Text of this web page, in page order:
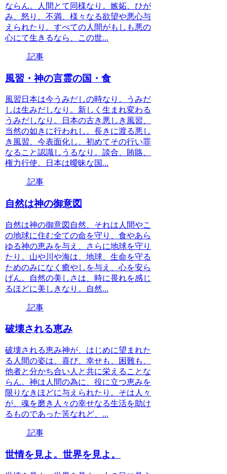
ならん。人間とて同様なり。嫉妬、ひが
み、怒り、不満、様々なる欲望や悪心与
えられたり。すべての人間がもしも悪の
心にて生きるなら、この世...
記事
風習・神の言霊の国・食
風習日本は今うみだしの時なり。うみだ
しは生みだしなり。新しく生まれ変わる
うみだしなり。日本の古き悪しき風習、
当然の如きに行われし。長きに渡る悪し
き風習、今表面化し、初めてその行い罪
なること認識しうるなり。談合、賄賂、
権力行使。日本は曖昧な国...
記事
自然は神の御意図
自然は神の御意図自然、それは人間やこ
の地球に住む全ての命を守り、食やあら
ゆる神の恵みを与え、さらに地球を守り
たり。山や川や海は、地球、生命を守る
ためのみになく癒やしを与え、心を安ら
げん。自然の美しさは、時に畏れを感じ
るほどに美しきなり。自然...
記事
破壊される恵み
破壊される恵み神が、はじめに望まれた
る人間の姿は、喜び、幸せも、困難も、
他者と分かち合い人と共に栄えることな
らん。神は人間の為に、役に立つ恵みを
限りなきほどに与えられたり。そは人々
が、魂を磨き人々の幸せなる生活を助け
るものであった筈なれど、...
記事
世情を見よ。世界を見よ。